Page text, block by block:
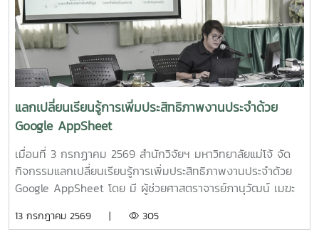
ดร.ดวงพร อมรเลิศพิศาล หัวหน้าโครงการ5.โครงการ "การ
ทดสอบทางคลินิกของผลิตภัณฑ์โพรไบโอติกต่อภาวะซึมเศร้า
หลังคลอดและสุขภาพลำไส้ในมารดาหลังคลอด" โดย รอง
ศาสตราจารย์ ดร.ดวงพร อมรเลิศพิศาล หัวหน้า
โครงการ6.โครงการ "เทคโนโลยีการอุ่นน้ำในระบบเพาะฟักพันธุ์
ปลาด้วยระบบผลิตน้ำร้อนและไฟฟ้าพลังงานแสงอาทิตย์ร่วมกับ
ปั๊มความร้อนอัจฉริยะเพื่อเพิ่มศักยภาพการผลิตพันธุ์ปลาเชิง
พาณิชย์" โดย ผู้ช่วยศาสตราจารย์ ดร.สราวุธ พลวงษ์ศรี หัวหน้า
โครงการ
แลกเปลี่ยนเรียนรู้การเพิ่มประสิทธิภาพงานประจำด้วย
Google AppSheet
เมื่อนที่ 3 กรกฏาคม 2569 สำนักวิจัยฯ มหาวิทยาลัยแม่โจ้ จัด
กิจกรรมแลกเปลี่ยนเรียนรู้การเพิ่มประสิทธิภาพงานประจำด้วย
Google AppSheet โดย มี ผู้ช่วยศาสตราจารย์ภานุวัฒน์ เมฆะ
พร้อมทั้งเป็นวิทยากร และแลกเปลี่ยนเรียนรู้การจัดทำหนังสือ
13 กรกฎาคม 2569 | 305